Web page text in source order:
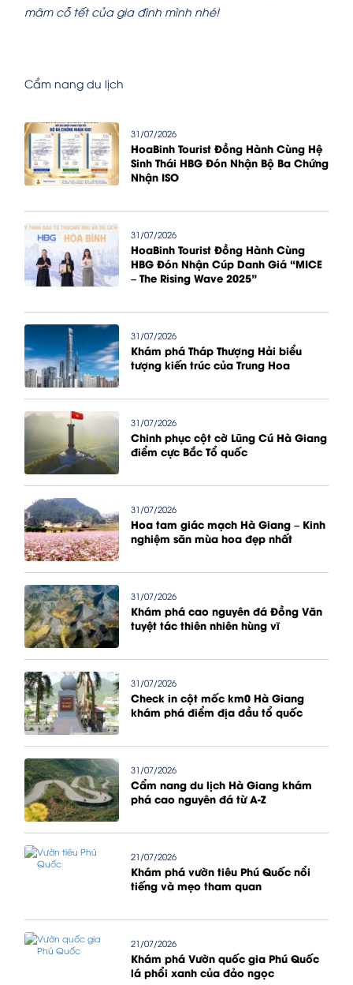
mâm cỗ tết của gia đình mình nhé!
Cẩm nang du lịch
31/07/2026
HoaBinh Tourist Đồng Hành Cùng Hệ
Sinh Thái HBG Đón Nhận Bộ Ba Chứng
Nhận ISO
31/07/2026
HoaBinh Tourist Đồng Hành Cùng
HBG Đón Nhận Cúp Danh Giá “MICE
– The Rising Wave 2025”
31/07/2026
Khám phá Tháp Thượng Hải biểu
tượng kiến trúc của Trung Hoa
31/07/2026
Chinh phục cột cờ Lũng Cú Hà Giang
điểm cực Bắc Tổ quốc
31/07/2026
Hoa tam giác mạch Hà Giang – Kinh
nghiệm săn mùa hoa đẹp nhất
31/07/2026
Khám phá cao nguyên đá Đồng Văn
tuyệt tác thiên nhiên hùng vĩ
31/07/2026
Check in cột mốc km0 Hà Giang
khám phá điểm địa đầu tổ quốc
31/07/2026
Cẩm nang du lịch Hà Giang khám
phá cao nguyên đá từ A-Z
21/07/2026
Khám phá vườn tiêu Phú Quốc nổi
tiếng và mẹo tham quan
21/07/2026
Khám phá Vườn quốc gia Phú Quốc
lá phổi xanh của đảo ngọc